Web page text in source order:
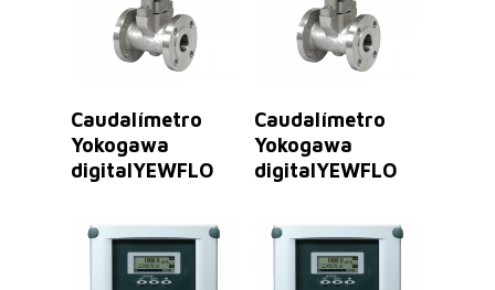
Leer Más
Caudalímetro
Yokogawa
digitalYEWFLO
Leer Más
Caudalímetro
Yokogawa
digitalYEWFLO